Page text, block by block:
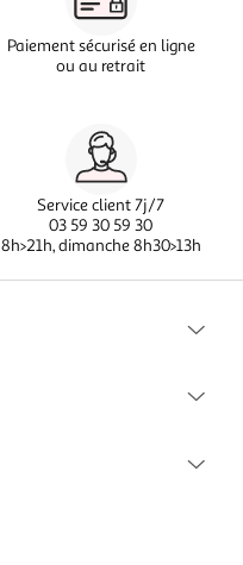
Paiement sécurisé en ligne
ou au retrait
Service client 7j/7
03 59 30 59 30
8h>21h, dimanche 8h30>13h